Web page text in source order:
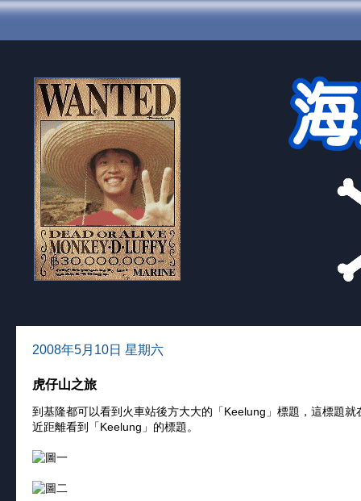
2008年5月10日 星期六
虎仔山之旅
到基隆都可以看到火車站後方大大的「Keelung」標題，這標題
近距離看到「Keelung」的標題。